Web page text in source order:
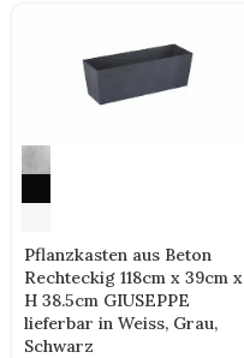
Pflanzkasten aus Beton
Rechteckig 118cm x 39cm x
H 38.5cm GIUSEPPE
lieferbar in Weiss, Grau,
Schwarz